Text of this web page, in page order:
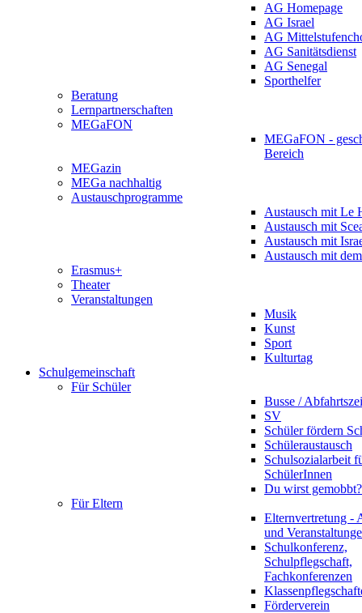
AG Homepage
AG Israel
AG
AG Sanitätsdienst
AG Senegal
Sporthelfer
Beratung
Lernpartnerschaften
MEGaFON
MEGaFON -
Bereich
MEGazin
MEGa nachhaltig
Austauschprogramme
Austausch mit Le
Austausch mit
Austausch mit
Austausch mit
Erasmus+
Theater
Veranstaltungen
Musik
Kunst
Sport
Kulturtag
Schulgemeinschaft
Für Schüler
Busse /
SV
Schüler fördern
Schüleraustausch
Schulsozialarbeit
SchülerInnen
Du wirst gemobbt?
Für Eltern
Elternvertretung -
und
Schulkonferenz,
Schulpflegschaft,
Fachkonferenzen
Förderverein